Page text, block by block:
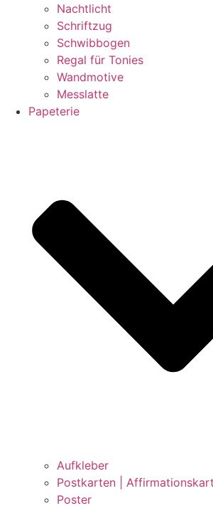
Nachtlicht
Schriftzug
Schwibbogen
Regal für Tonies
Wandmotive
Messlatte
Papeterie
Aufkleber
Postkarten |
Poster